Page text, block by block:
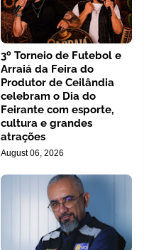
3º Torneio de Futebol e
Arraiá da Feira do
Produtor de Ceilândia
celebram o Dia do
Feirante com esporte,
cultura e grandes
atrações
August 06, 2026